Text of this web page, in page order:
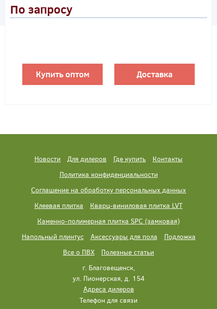
По запросу
Купить оптом Доставка
Новости Для дилеров Где купить
Контакты
Политика конфиденциальности
Соглашение на обработку персональных данных
Клеевая плитка
Кварц-виниловая плитка LVT
Каменно-полимерная плитка SPC (замковая)
Напольный плинтус
Аксессуары для пола
Подложка
Все о ПВХ
Полезные статьи
г. Благовещенск,
ул. Пионерская, д. 154
Адреса дилеров
Телефон для связи